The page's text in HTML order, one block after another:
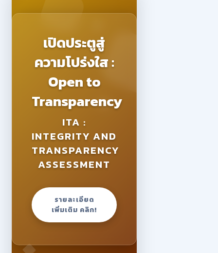
เปิดประตูสู่
ความโปร่งใส :
Open to
Transparency
ITA :
INTEGRITY AND
TRANSPARENCY
ASSESSMENT
รายละเอียด
เพิ่มเติม คลิก!